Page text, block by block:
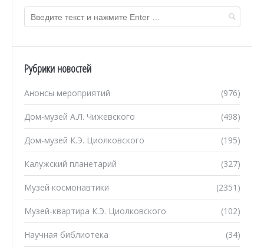
Рубрики новостей
(976)
Анонсы мероприятий
(498)
Дом-музей А.Л. Чижевского
(195)
Дом-музей К.Э. Циолковского
(327)
Калужский планетарий
(2351)
Музей космонавтики
(102)
Музей-квартира К.Э. Циолковского
(34)
Научная библиотека